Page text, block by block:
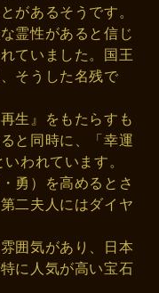
があるそうです。
霊性があると信じ
ていました。国王
そうした名残で
生』をもたらすも
と同時に、「幸運
われています。
勇）を高めるとさ
二夫人にはダイヤ
囲気があり、日本
に人気が高い宝石